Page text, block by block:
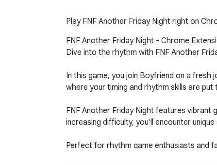
Play FNF Another Friday Night right on
FNF Another Friday Night - Chrome
Dive into the rhythm with FNF Another
In this game, you join Boyfriend on a
where your timing and rhythm skills are
FNF Another Friday Night features vibrant
increasing difficulty, you'll encounter
Perfect for rhythm game enthusiasts and